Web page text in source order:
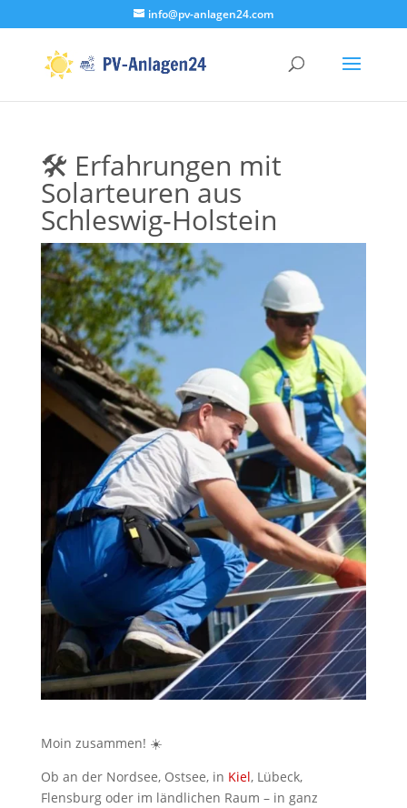
info@pv-anlagen24.com
🛠️ Erfahrungen mit
Solarteuren aus
Schleswig-Holstein
Moin zusammen! ☀️
Ob an der Nordsee, Ostsee, in Kiel, Lübeck,
Flensburg oder im ländlichen Raum – in ganz